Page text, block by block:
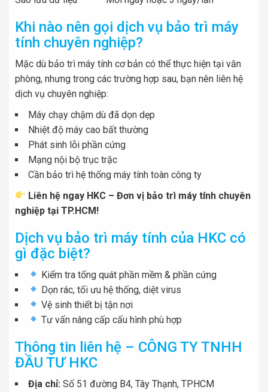
Khi nào nên gọi dịch vụ bảo trì máy
tính chuyên nghiệp?
Mặc dù bảo trì máy tính cơ bản có thể thực hiện tại văn
phòng, nhưng trong các trường hợp sau, bạn nên liên hệ
dịch vụ chuyên nghiệp:
Máy chạy chậm dù đã dọn dẹp
Nhiệt độ máy cao bất thường
Phát sinh lỗi phần cứng
Mạng nội bộ trục trặc
Cần bảo trì hệ thống máy tính toàn công ty
Liên hệ ngay HKC – Đơn vị bảo trì máy tính chuyên
nghiệp tại TP.HCM!
Dịch vụ bảo trì máy tính của HKC có
gì đặc biệt?
Kiểm tra tổng quát phần mềm & phần cứng
Dọn rác, tối ưu hệ thống, diệt virus
Vệ sinh thiết bị tận nơi
Tư vấn nâng cấp cấu hình phù hợp
Thông tin liên hệ – CÔNG TY TNHH
ĐẦU TƯ HKC
Địa chỉ: Số 51 đường B4, Tây Thạnh, TPHCM